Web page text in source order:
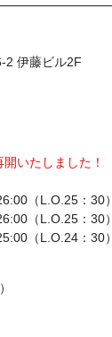
2 伊藤ビル2F
いたしました！
（L.O.25：30）
（L.O.25：30）
（L.O.24：30）